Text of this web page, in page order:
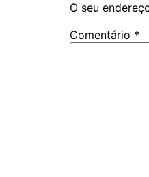
O seu
Comentário *